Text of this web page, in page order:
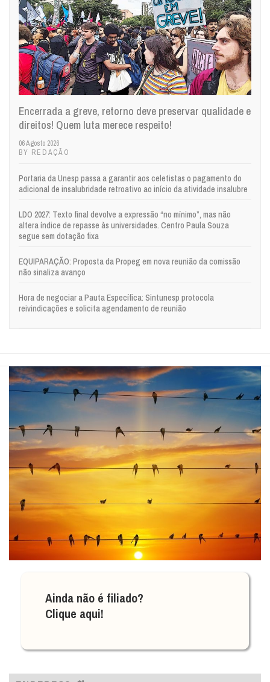
Encerrada a greve, retorno deve preservar qualidade e
direitos! Quem luta merece respeito!
06 Agosto 2026
BY REDAÇÃO
Portaria da Unesp passa a garantir aos celetistas o pagamento do
adicional de insalubridade retroativo ao início da atividade insalubre
LDO 2027: Texto final devolve a expressão “no mínimo”, mas não
altera índice de repasse às universidades. Centro Paula Souza
segue sem dotação fixa
EQUIPARAÇÃO: Proposta da Propeg em nova reunião da comissão
não sinaliza avanço
Hora de negociar a Pauta Específica: Sintunesp protocola
reivindicações e solicita agendamento de reunião
Ainda não é filiado?
Clique aqui!